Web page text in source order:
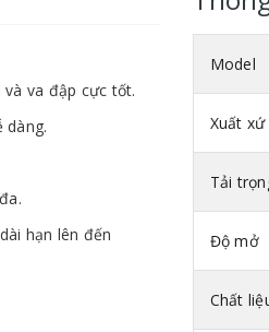
va đập cực tốt.
dàng.
hạn lên đến
Model
Xuất xứ
Tải
Độ mở
Chất